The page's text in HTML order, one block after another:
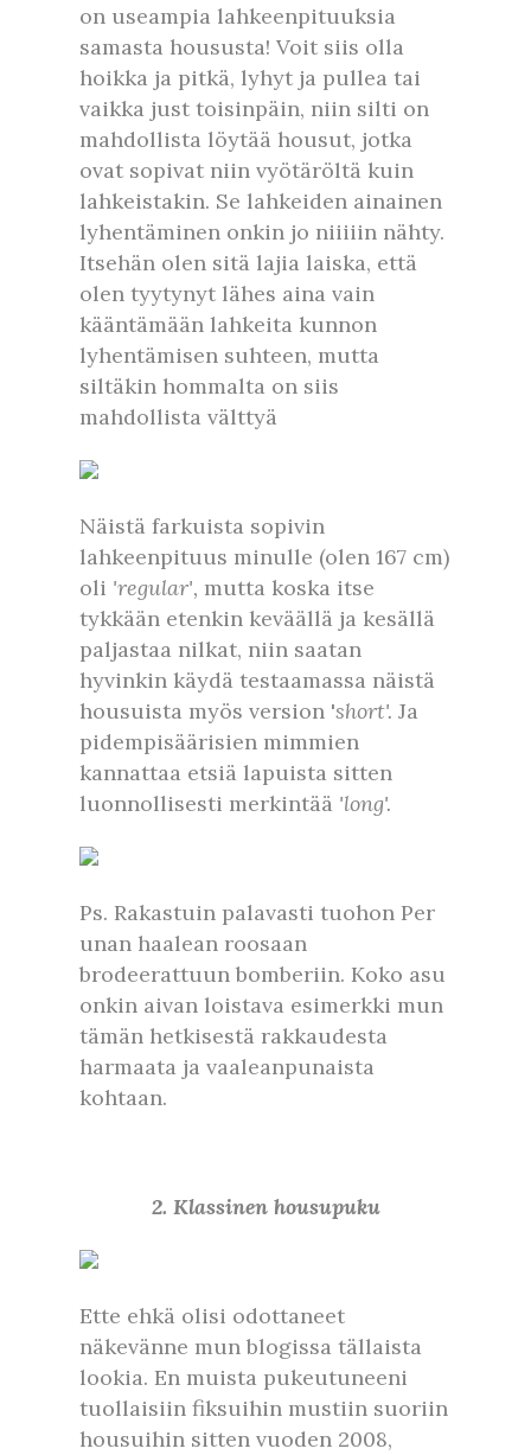
on useampia lahkeenpituuksia
samasta housusta! Voit siis olla
hoikka ja pitkä, lyhyt ja pullea tai
vaikka just toisinpäin, niin silti on
mahdollista löytää housut, jotka
ovat sopivat niin vyötäröltä kuin
lahkeistakin. Se lahkeiden ainainen
lyhentäminen onkin jo niiiiin nähty.
Itsehän olen sitä lajia laiska, että
olen tyytynyt lähes aina vain
kääntämään lahkeita kunnon
lyhentämisen suhteen, mutta
siltäkin hommalta on siis
mahdollista välttyä
Näistä farkuista sopivin
lahkeenpituus minulle (olen 167 cm)
oli 'regular', mutta koska itse
tykkään etenkin keväällä ja kesällä
paljastaa nilkat, niin saatan
hyvinkin käydä testaamassa näistä
housuista myös version 'short'. Ja
pidempisäärisien mimmien
kannattaa etsiä lapuista sitten
luonnollisesti merkintää 'long'.
Ps. Rakastuin palavasti tuohon Per
unan haalean roosaan
brodeerattuun bomberiin. Koko asu
onkin aivan loistava esimerkki mun
tämän hetkisestä rakkaudesta
harmaata ja vaaleanpunaista
kohtaan.
2. Klassinen housupuku
Ette ehkä olisi odottaneet
näkevänne mun blogissa tällaista
lookia. En muista pukeutuneeni
tuollaisiin fiksuihin mustiin suoriin
housuihin sitten vuoden 2008,